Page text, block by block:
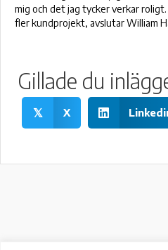
mig och det jag tycker verkar
fler kundprojekt, avslutar William
Gillade du
𝕏 X